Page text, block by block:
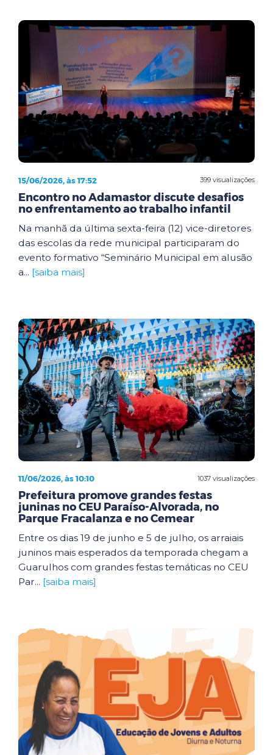
399 visualizações
15/06/2026, às 17:52
Encontro no Adamastor discute desafios
no enfrentamento ao trabalho infantil
Na manhã da última sexta-feira (12) vice-diretores
das escolas da rede municipal participaram do
evento formativo “Seminário Municipal em alusão
a... [saiba mais]
1037 visualizações
11/06/2026, às 10:10
Prefeitura promove grandes festas
juninas no CEU Paraíso-Alvorada, no
Parque Fracalanza e no Cemear
Entre os dias 19 de junho e 5 de julho, os arraiais
juninos mais esperados da temporada chegam a
Guarulhos com grandes festas temáticas no CEU
Par... [saiba mais]